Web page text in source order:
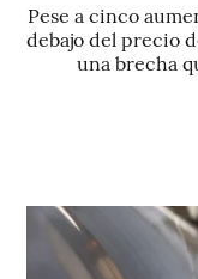
Pese a cinco
debajo del precio
una brecha